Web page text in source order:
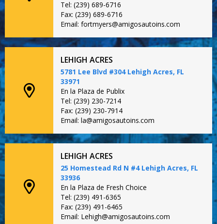
Tel: (239) 689-6716
Fax: (239) 689-6716
Email: fortmyers@amigosautoins.com
LEHIGH ACRES
5781 Lee Blvd #304 Lehigh Acres, FL
33971
En la Plaza de Publix
Tel: (239) 230-7214
Fax: (239) 230-7914
Email: la@amigosautoins.com
LEHIGH ACRES
25 Homestead Rd N #4 Lehigh Acres, FL
33936
En la Plaza de Fresh Choice
Tel: (239) 491-6365
Fax: (239) 491-6465
Email: Lehigh@amigosautoins.com